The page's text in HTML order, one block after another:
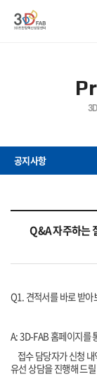
공지사항
Q&A 자주하는
Q1. 견적서를 바로 받아
A: 3D-FAB 홈페이지를
접수 담당자가 신청
유선 상담을 진행해 드